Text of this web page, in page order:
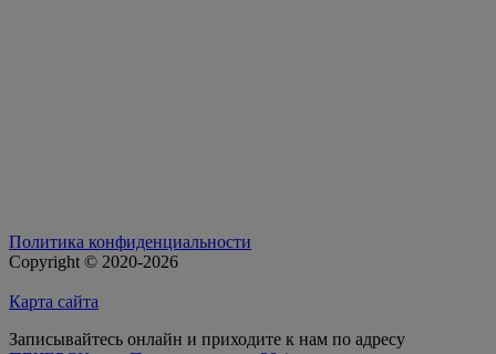
Политика конфиденциальности
Copyright © 2020-2026
Карта сайта
Записывайтесь онлайн и приходите к нам по адресу